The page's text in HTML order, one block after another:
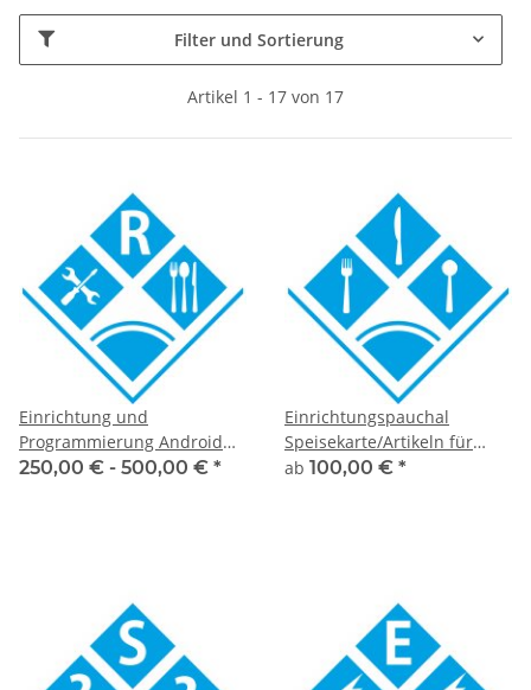
Filter und Sortierung
Artikel 1 - 17 von 17
Einrichtung und
Programmierung Android
Olympia/Noris Kassen mit
250,00 € - 500,00 € *
Einrichtungspauchal
Speisekarte/Artikeln für
Touch Kassensysteme
ab 100,00 € *